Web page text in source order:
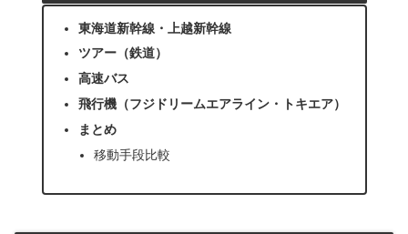
東海道新幹線・上越新幹線
ツアー（鉄道）
高速バス
飛行機（フジドリームエアライン・トキエア）
まとめ
移動手段比較